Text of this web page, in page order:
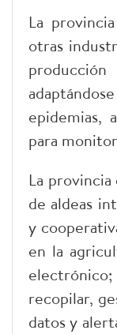
La
otras
epidemias,
para
La
de aldeas
y
en la
electrónico;
recopilar,
datos y